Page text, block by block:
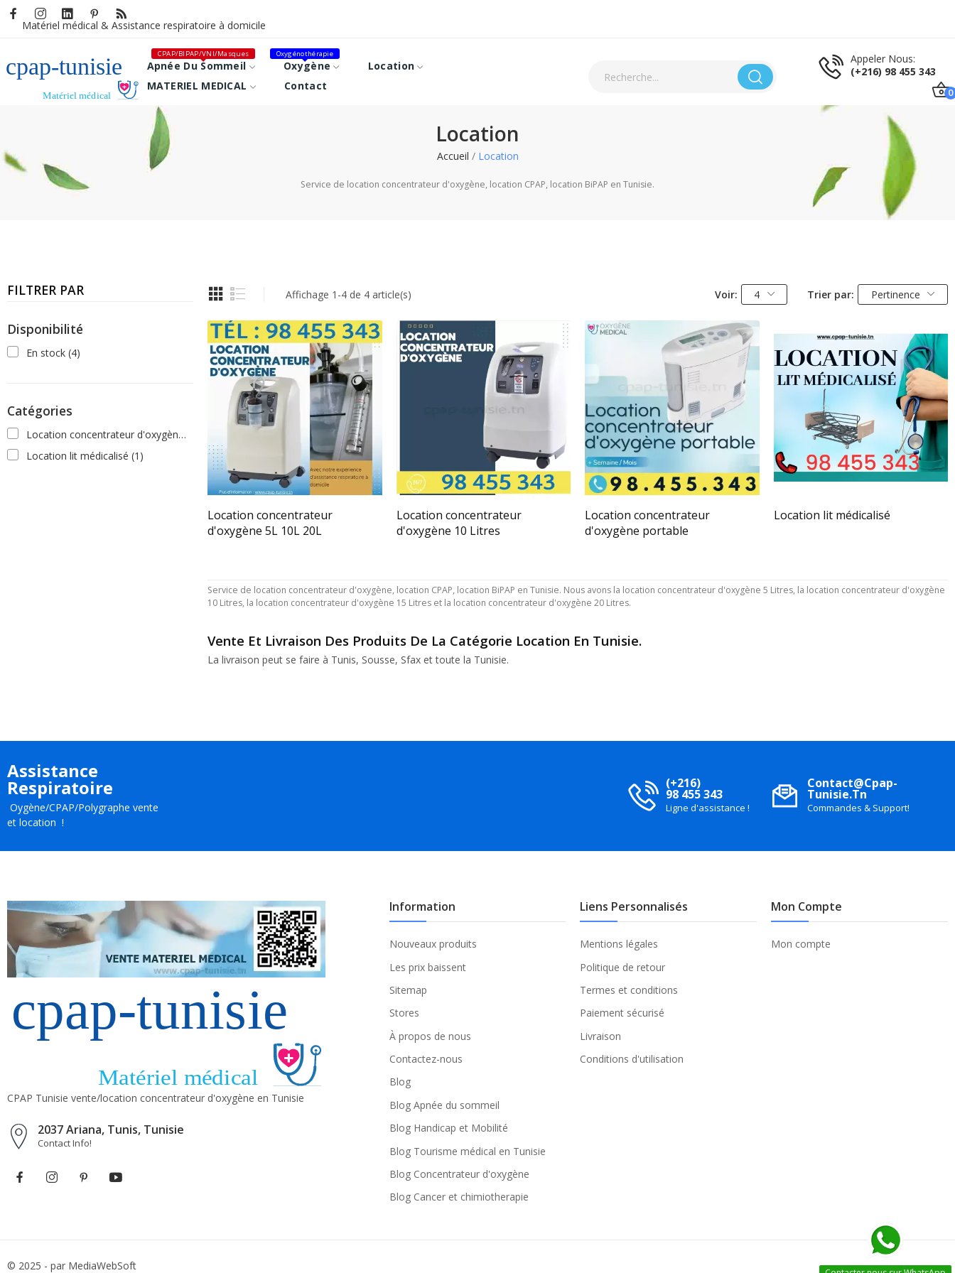
Matériel médical & Assistance respiratoire à domicile
Apnée Du Sommeil
CPAP/BIPAP/VNI/Masques
Oxygène
Oxygénothérapie
Location
MATERIEL MEDICAL
Contact
Appeler Nous:
(+216) 98 455 343
0
Location
Accueil Location
Service de location concentrateur d'oxygène, location CPAP, location BiPAP en Tunisie.
FILTRER PAR
Disponibilité
En stock (4)
Catégories
Location concentrateur d'oxygène
Location lit médicalisé (1)
Affichage 1-4 de 4 article(s) Voir: 4 Trier par: Pertinence
Location concentrateur
d'oxygène 5L 10L 20L
Location concentrateur
d'oxygène 10 Litres
Location concentrateur
d'oxygène portable
Location lit médicalisé
Service de location concentrateur d'oxygène, location CPAP, location BiPAP en Tunisie. Nous avons la location concentrateur d'oxygène 5 Litres, la location concentrateur d'oxygène
10 Litres, la location concentrateur d'oxygène 15 Litres et la location concentrateur d'oxygène 20 Litres.
Vente Et Livraison Des Produits De La Catégorie Location En Tunisie.
La livraison peut se faire à Tunis, Sousse, Sfax et toute la Tunisie.
Assistance
Respiratoire
Oygène/CPAP/Polygraphe vente
et location !
(+216)
98 455 343
Ligne d'assistance !
Contact@cpap-
Tunisie.tn
Commandes & Support!
CPAP Tunisie vente/location concentrateur d'oxygène en Tunisie
2037 Ariana, Tunis, Tunisie
Contact Info!
Information
Nouveaux produits
Les prix baissent
Sitemap
Stores
À propos de nous
Contactez-nous
Blog
Blog Apnée du sommeil
Blog Handicap et Mobilité
Blog Tourisme médical en Tunisie
Blog Concentrateur d'oxygène
Blog Cancer et chimiotherapie
Liens Personnalisés
Mentions légales
Politique de retour
Termes et conditions
Paiement sécurisé
Livraison
Conditions d'utilisation
Mon Compte
Mon compte
© 2025 - par MediaWebSoft